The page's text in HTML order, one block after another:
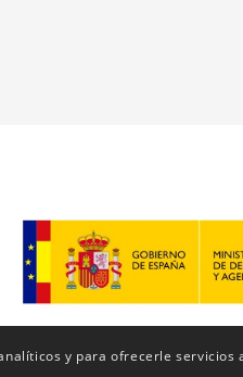
y para ofrecerle